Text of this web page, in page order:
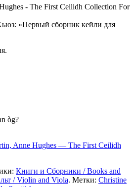
«Первый сборник кейли для
òg?
Anne Hughes — The First Ceilidh
Книги и Сборники / Books and
/ Violin and Viola. Метки: Christine